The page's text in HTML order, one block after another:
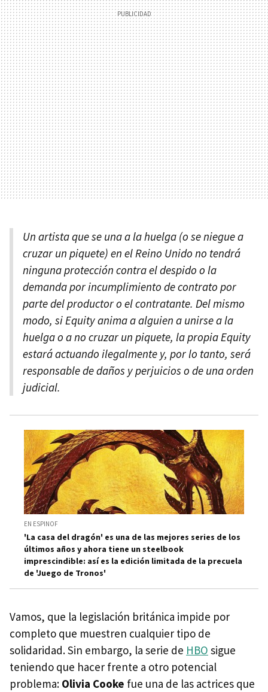
Un artista que se una a la huelga (o se niegue a
cruzar un piquete) en el Reino Unido no tendrá
ninguna protección contra el despido o la
demanda por incumplimiento de contrato por
parte del productor o el contratante. Del mismo
modo, si Equity anima a alguien a unirse a la
huelga o a no cruzar un piquete, la propia Equity
estará actuando ilegalmente y, por lo tanto, será
responsable de daños y perjuicios o de una orden
judicial.
EN ESPINOF
'La casa del dragón' es una de las mejores series de los
últimos años y ahora tiene un steelbook
imprescindible: así es la edición limitada de la precuela
de 'Juego de Tronos'
Vamos, que la legislación británica impide por
completo que muestren cualquier tipo de
solidaridad. Sin embargo, la serie de HBO sigue
teniendo que hacer frente a otro potencial
problema: Olivia Cooke fue una de las actrices que